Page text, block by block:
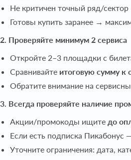
Не критичен точный ряд/
Готовы купить заранее →
2. Проверяйте минимум 2 сервиса
Откройте 2–3 площадки с
Сравнивайте итоговую сумму к
Обратите внимание на
3. Всегда проверяйте наличие
Акции/промокоды ищите до
Если есть подписка Пикабонус
Уточните ограничения: дата,